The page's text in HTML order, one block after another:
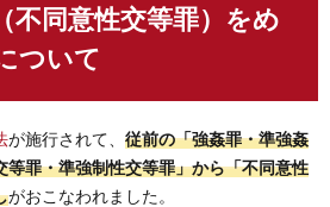
不同意性交等罪）をめ
ついて
が施行されて、 従前の「強姦罪・準強姦
等罪・準強制性交等罪」から「不同意性
がおこなわれました。